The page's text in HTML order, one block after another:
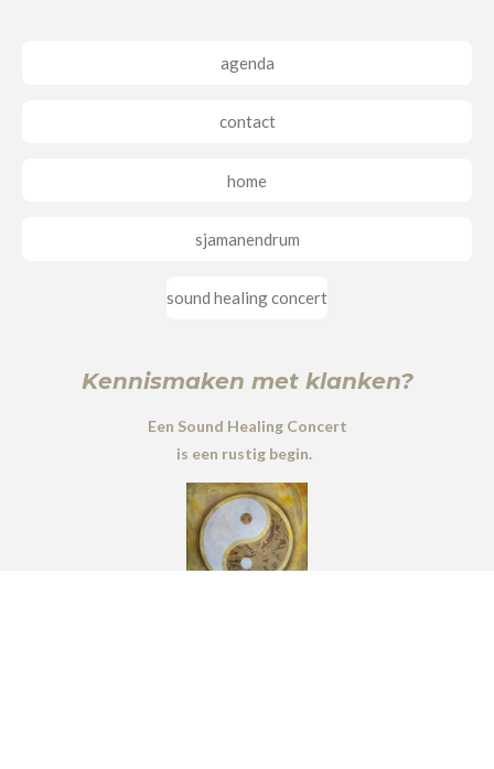
agenda
contact
home
sjamanendrum
sound healing concert
Kennismaken met klanken?
Een Sound Healing Concert
is een rustig begin.